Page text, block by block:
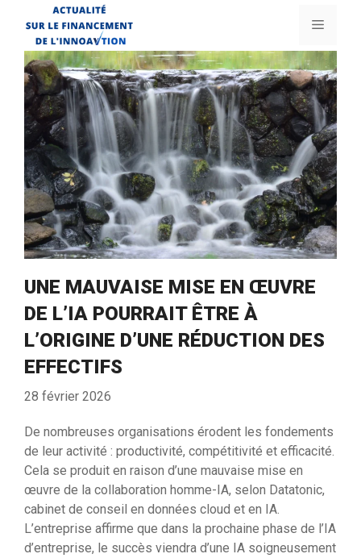
contenu
Menu
UNE MAUVAISE MISE EN ŒUVRE
DE L’IA POURRAIT ÊTRE À
L’ORIGINE D’UNE RÉDUCTION DES
EFFECTIFS
28 février 2026
De nombreuses organisations érodent les fondements
de leur activité : productivité, compétitivité et efficacité.
Cela se produit en raison d’une mauvaise mise en
œuvre de la collaboration homme-IA, selon Datatonic,
cabinet de conseil en données cloud et en IA.
L’entreprise affirme que dans la prochaine phase de l’IA
d’entreprise, le succès viendra d’une IA soigneusement